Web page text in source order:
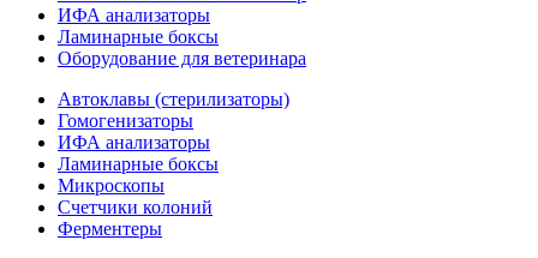
ИФА анализаторы
Ламинарные боксы
Оборудование для ветеринара
Автоклавы (стерилизаторы)
Гомогенизаторы
ИФА анализаторы
Ламинарные боксы
Микроскопы
Счетчики колоний
Ферментеры